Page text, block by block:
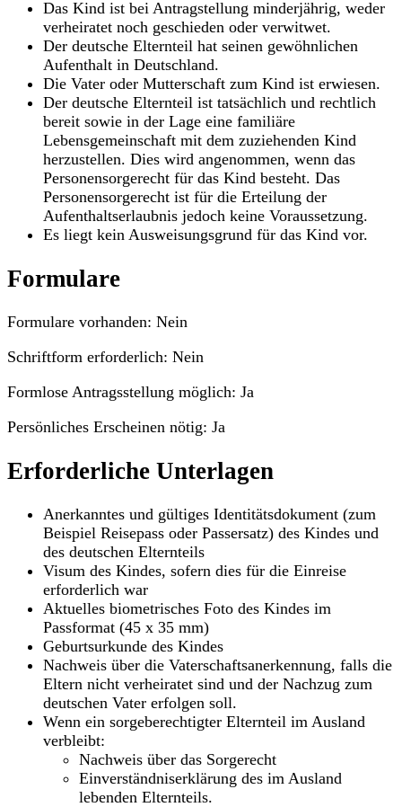
Das Kind ist bei Antragstellung minderjährig, weder
verheiratet noch geschieden oder verwitwet.
Der deutsche Elternteil hat seinen gewöhnlichen
Aufenthalt in Deutschland.
Die Vater oder Mutterschaft zum Kind ist erwiesen.
Der deutsche Elternteil ist tatsächlich und rechtlich
bereit sowie in der Lage eine familiäre
Lebensgemeinschaft mit dem zuziehenden Kind
herzustellen. Dies wird angenommen, wenn das
Personensorgerecht für das Kind besteht. Das
Personensorgerecht ist für die Erteilung der
Aufenthaltserlaubnis jedoch keine Voraussetzung.
Es liegt kein Ausweisungsgrund für das Kind vor.
Formulare
Formulare vorhanden: Nein
Schriftform erforderlich: Nein
Formlose Antragsstellung möglich: Ja
Persönliches Erscheinen nötig: Ja
Erforderliche Unterlagen
Anerkanntes und gültiges Identitätsdokument (zum
Beispiel Reisepass oder Passersatz) des Kindes und
des deutschen Elternteils
Visum des Kindes, sofern dies für die Einreise
erforderlich war
Aktuelles biometrisches Foto des Kindes im
Passformat (45 x 35 mm)
Geburtsurkunde des Kindes
Nachweis über die Vaterschaftsanerkennung, falls die
Eltern nicht verheiratet sind und der Nachzug zum
deutschen Vater erfolgen soll.
Wenn ein sorgeberechtigter Elternteil im Ausland
verbleibt:
Nachweis über das Sorgerecht
Einverständniserklärung des im Ausland
lebenden Elternteils.